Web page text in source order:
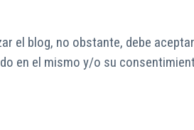
el blog, no obstante, debe
en el mismo y/o su